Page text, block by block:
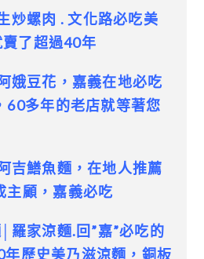
螺肉 . 文化路必吃美
了超過40年
娥豆花，嘉義在地必吃
60多年的老店就等著您
吉鱔魚麵，在地人推薦
主顧，嘉義必吃
家涼麵.回”嘉”必吃的
年歷史美乃滋涼麵，銅板